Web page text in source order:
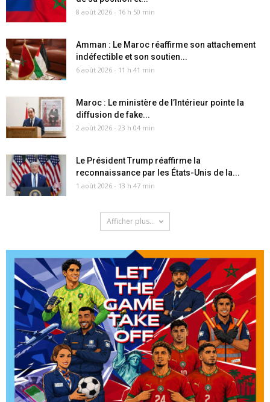
8 août 2026 - 16 h 50 min
Amman : Le Maroc réaffirme son attachement
indéfectible et son soutien...
6 août 2026 - 11 h 41 min
Maroc : Le ministère de l’Intérieur pointe la
diffusion de fake...
2 août 2026 - 23 h 04 min
Le Président Trump réaffirme la
reconnaissance par les États-Unis de la...
1 août 2026 - 13 h 47 min
Afficher plus...